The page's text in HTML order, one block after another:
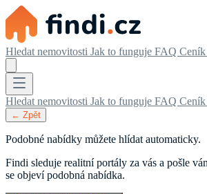
Hledat nemovitosti Jak to funguje FAQ Ceník
Hledat nemovitosti Jak to funguje FAQ Ceník
← Zpět
Podobné nabídky můžete hlídat automaticky.
Findi sleduje realitní portály za vás a pošle
se objeví podobná nabídka.